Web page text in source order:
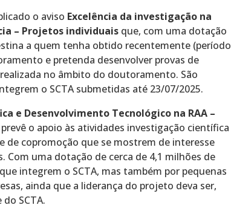
o aviso Excelência da investigação na
– Projetos individuais que, com uma dotação
a quem tenha obtido recentemente (período
e pretenda desenvolver provas de
no âmbito do doutoramento. São
o SCTA submetidas até 23/07/2025.
e Desenvolvimento Tecnológico na RAA –
prevê o apoio às atividades investigação científica
copromoção que se mostrem de interesse
Com uma dotação de cerca de 4,1 milhões de
integrem o SCTA, mas também por pequenas
ainda que a liderança do projeto deva ser,
SCTA.